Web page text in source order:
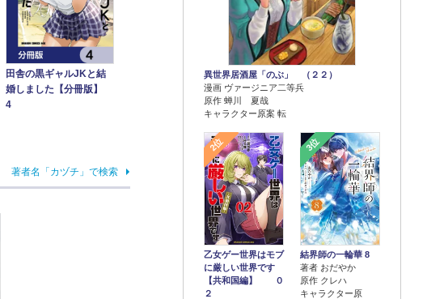
異世界居酒屋「のぶ」 （２２）
漫画 ヴァージニア二等兵
原作 蝉川 夏哉
キャラクター原案 転
2位
乙女ゲー世界はモブ
に厳しい世界です
【共和国編】 ０
２
3位
結界師の一輪華 8
著者 おだやか
原作 クレハ
キャラクター原
田舎の黒ギャルJKと結
婚しました【分冊版】
4
著者名「カヅチ」で検索